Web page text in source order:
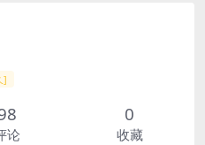
]
论
0
收藏